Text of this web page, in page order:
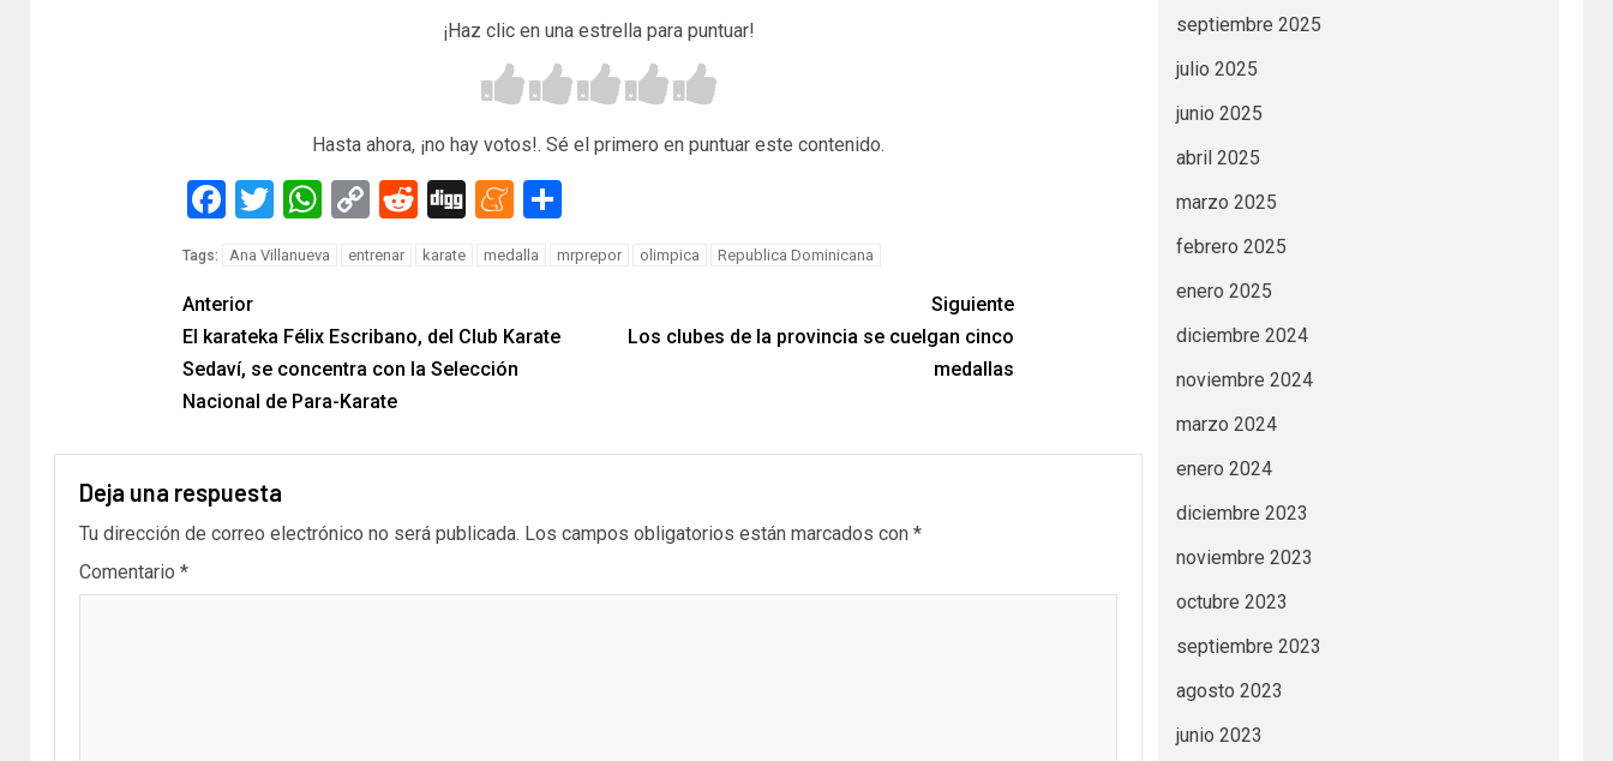
¡Haz clic en una estrella para puntuar!
Hasta ahora, ¡no hay votos!. Sé el primero en puntuar este contenido.
Facebook
Twitter
WhatsApp
Copy
Link
Reddit
DiggMeneame
Compartir
Tags: Ana Villanueva entrenar karate medalla mrprepor olimpica Republica Dominicana
Anterior
El karateka Félix Escribano, del Club Karate
Sedaví, se concentra con la Selección
Nacional de Para-Karate
Siguiente
Los clubes de la provincia se cuelgan cinco
medallas
Deja una respuesta
Tu dirección de correo electrónico no será publicada. Los campos obligatorios están marcados con *
Comentario *
septiembre 2025
julio 2025
junio 2025
abril 2025
marzo 2025
febrero 2025
enero 2025
diciembre 2024
noviembre 2024
marzo 2024
enero 2024
diciembre 2023
noviembre 2023
octubre 2023
septiembre 2023
agosto 2023
junio 2023